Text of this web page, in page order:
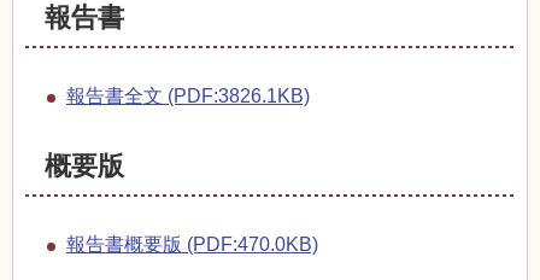
報告書
報告書全文 (PDF:3826.1KB)
概要版
報告書概要版 (PDF:470.0KB)